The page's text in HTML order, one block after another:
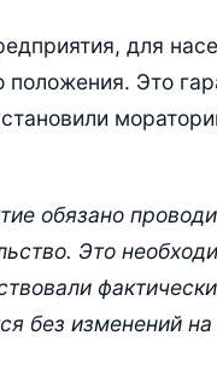
для
положения. Это
обязано
Это
без изменений